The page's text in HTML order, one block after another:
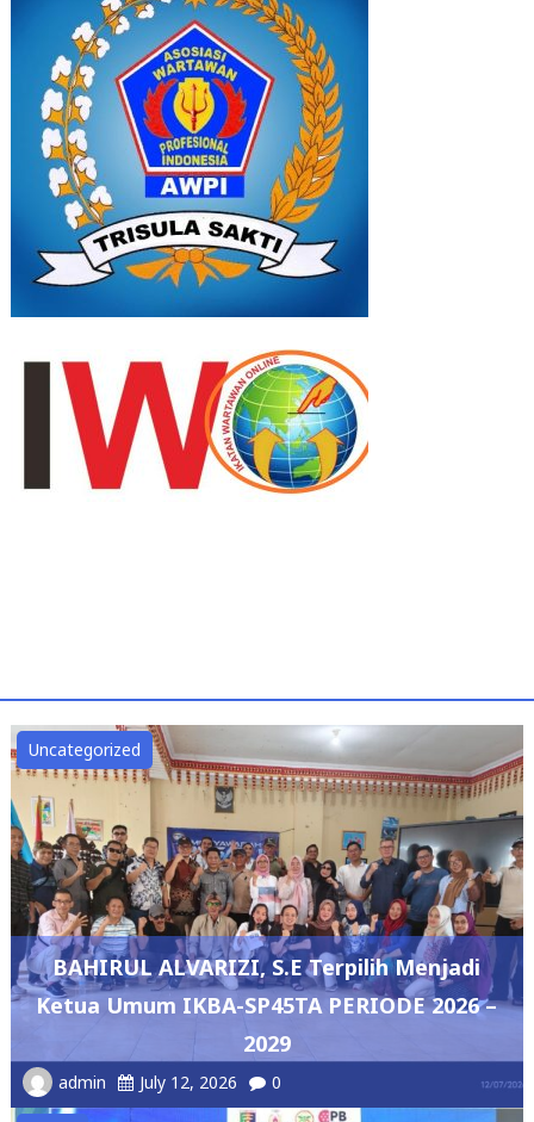
Uncategorized
BAHIRUL ALVARIZI, S.E Terpilih Menjadi
Ketua Umum IKBA-SP45TA PERIODE 2026 –
2029
0
DPRD